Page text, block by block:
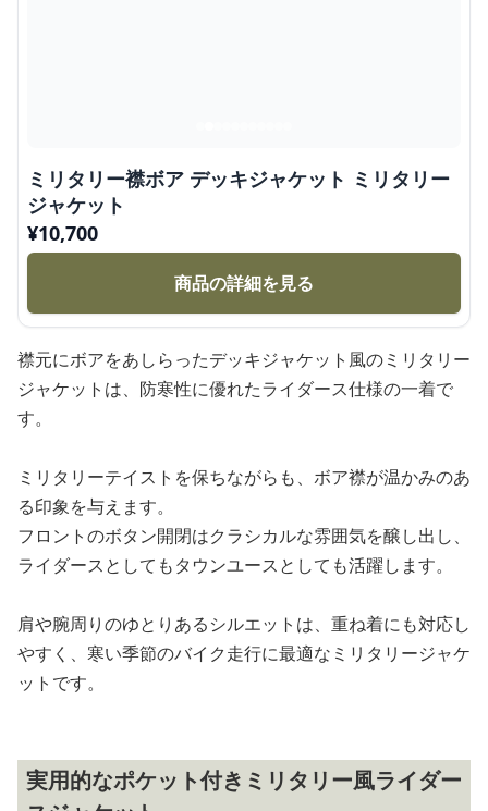
ミリタリー襟ボア デッキジャケット ミリタリー
ジャケット
¥10,700
商品の詳細を見る
襟元にボアをあしらったデッキジャケット風のミリタリー
ジャケットは、防寒性に優れたライダース仕様の一着で
す。
ミリタリーテイストを保ちながらも、ボア襟が温かみのあ
る印象を与えます。
フロントのボタン開閉はクラシカルな雰囲気を醸し出し、
ライダースとしてもタウンユースとしても活躍します。
肩や腕周りのゆとりあるシルエットは、重ね着にも対応し
やすく、寒い季節のバイク走行に最適なミリタリージャケ
ットです。
実用的なポケット付きミリタリー風ライダー